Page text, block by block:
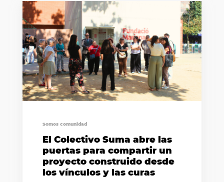
Somos comunidad
El Colectivo Suma abre las
puertas para compartir un
proyecto construido desde
los vínculos y las curas